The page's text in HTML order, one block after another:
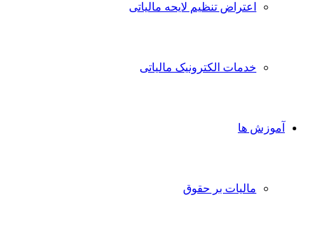
اعتراض تنظیم لایحه مالیاتی
خدمات الکترونیک مالیاتی
آموزش ها
مالیات بر حقوق